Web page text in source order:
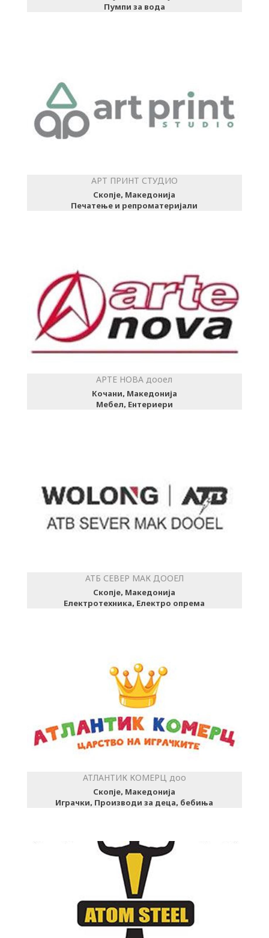
Пумпи за вода
АРТ ПРИНТ СТУДИО
Скопје, Македонија
Печатење и репроматеријали
АРТЕ НОВА дооел
Кочани, Македонија
Мебел, Ентериери
АТБ СЕВЕР МАК ДООЕЛ
Скопје, Македонија
Електротехника, Електро опрема
АТЛАНТИК КОМЕРЦ доо
Скопје, Македонија
Играчки, Производи за деца, бебиња